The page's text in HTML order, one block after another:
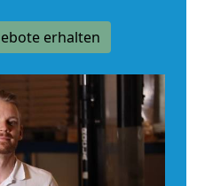
erhalten